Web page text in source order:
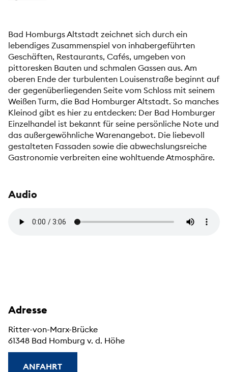
Bad Homburgs Altstadt zeichnet sich durch ein
lebendiges Zusammenspiel von inhabergeführten
Geschäften, Restaurants, Cafés, umgeben von
pittoresken Bauten und schmalen Gassen aus. Am
oberen Ende der turbulenten Louisenstraße beginnt auf
der gegenüberliegenden Seite vom Schloss mit seinem
Weißen Turm, die Bad Homburger Altstadt. So manches
Kleinod gibt es hier zu entdecken: Der Bad Homburger
Einzelhandel ist bekannt für seine persönliche Note und
das außergewöhnliche Warenangebot. Die liebevoll
gestalteten Fassaden sowie die abwechslungsreiche
Gastronomie verbreiten eine wohltuende Atmosphäre.
Audio
Adresse
Ritter-von-Marx-Brücke
61348 Bad Homburg v. d. Höhe
ANFAHRT